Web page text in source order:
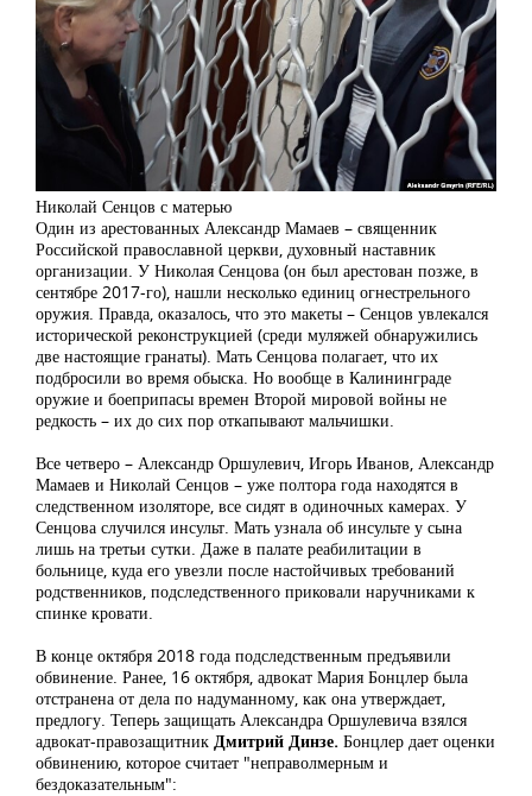
Николай Сенцов с матерью
Один из арестованных Александр Мамаев – священник
Российской православной церкви, духовный наставник
организации. У Николая Сенцова (он был арестован позже, в
сентябре 2017-го), нашли несколько единиц огнестрельного
оружия. Правда, оказалось, что это макеты – Сенцов увлекался
исторической реконструкцией (среди муляжей обнаружились
две настоящие гранаты). Мать Сенцова полагает, что их
подбросили во время обыска. Но вообще в Калининграде
оружие и боеприпасы времен Второй мировой войны не
редкость – их до сих пор откапывают мальчишки.
Все четверо – Александр Оршулевич, Игорь Иванов, Александр
Мамаев и Николай Сенцов – уже полтора года находятся в
следственном изоляторе, все сидят в одиночных камерах. У
Сенцова случился инсульт. Мать узнала об инсульте у сына
лишь на третьи сутки. Даже в палате реабилитации в
больнице, куда его увезли после настойчивых требований
родственников, подследственного приковали наручниками к
спинке кровати.
В конце октября 2018 года подследственным предъявили
обвинение. Ранее, 16 октября, адвокат Мария Бонцлер была
отстранена от дела по надуманному, как она утверждает,
предлогу. Теперь защищать Александра Оршулевича взялся
адвокат-правозащитник Дмитрий Динзе. Бонцлер дает оценки
обвинению, которое считает "неправолмерным и
бездоказательным":